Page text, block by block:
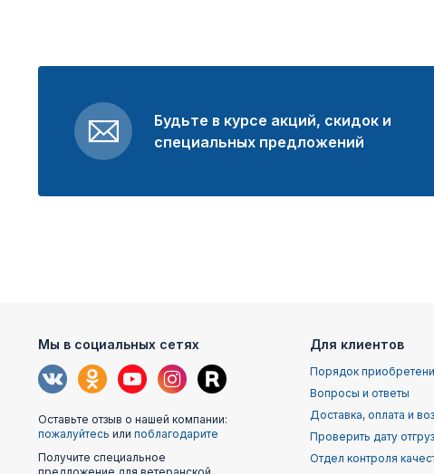
Будьте в курсе акций, скидок и
специальных предложений
Мы в социальных сетях
Оставьте отзыв о нашей компании:
пожалуйтесь или поблагодарите
Получите специальное
Для клиентов
Порядок
Вопросы и ответы
Доставка, оплата и
Проверить дату
Отдел контроля